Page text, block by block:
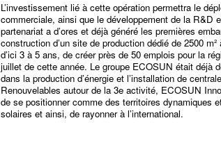
L’investissement lié à cette opération permettra le
commerciale, ainsi que le développement de la R&D
partenariat a d’ores et déjà généré les premières
construction d’un site de production dédié de 2500
d’ici 3 à 5 ans, de créer près de 50 emplois pour la
juillet de cette année. Le groupe ECOSUN était déjà
dans la production d’énergie et l’installation de
Renouvelables autour de la 3e activité, ECOSUN
de se positionner comme des territoires dynamiques
solaires et ainsi, de rayonner à l’international.